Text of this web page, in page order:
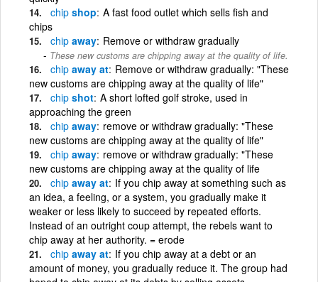
chip shop A fast food outlet which sells fish and
chips
chip away Remove or withdraw gradually
These new customs are chipping away at the quality of life.
chip away at Remove or withdraw gradually: "These
new customs are chipping away at the quality of life"
chip shot A short lofted golf stroke, used in
approaching the green
chip away remove or withdraw gradually: "These
new customs are chipping away at the quality of life"
chip away remove or withdraw gradually: "These
new customs are chipping away at the quality of life
chip away at If you chip away at something such as
an idea, a feeling, or a system, you gradually make it
weaker or less likely to succeed by repeated efforts.
Instead of an outright coup attempt, the rebels want to
chip away at her authority. = erode
chip away at If you chip away at a debt or an
amount of money, you gradually reduce it. The group had